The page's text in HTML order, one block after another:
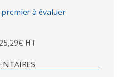
premier à évaluer
25,29€ HT